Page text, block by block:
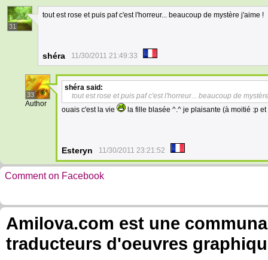
31
tout est rose et puis paf c'est l'horreur... beaucoup de mystère j'aime !
shéra 11/30/2011 21:49:33
33
Author
shéra said:
tout est rose et puis paf c'est l'horreur... beaucoup de
ouais c'est la vie
la fille blasée ^.^ je plaisante (à moitié :p
Esteryn 11/30/2011 23:21:52
Comment on Facebook
Amilova.com est une
traducteurs d'oeuvres